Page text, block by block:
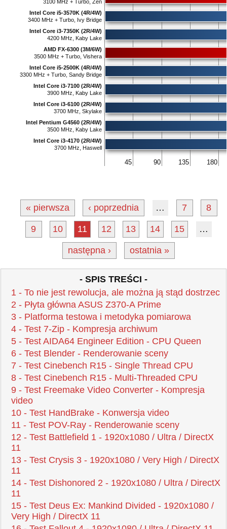
45 90 135 180
3100 MHz + Turbo, Zen
Intel Core i5-3570K (4R/4W)
3400 MHz + Turbo, Ivy Bridge
Intel Core i3-7350K (2R/4W)
4200 MHz, Kaby Lake
AMD FX-6300 (3M/6W)
3500 MHz + Turbo, Vishera
Intel Core i5-2500K (4R/4W)
3300 MHz + Turbo, Sandy Bridge
Intel Core i3-7100 (2R/4W)
3900 MHz, Kaby Lake
Intel Core i3-6100 (2R/4W)
3700 MHz, Skylake
Intel Pentium G4560 (2R/4W)
3500 MHz, Kaby Lake
Intel Core i3-4170 (2R/4W)
3700 MHz, Haswell
« pierwsza ‹ poprzednia … 7 8
9 10 11 12 13 14 15 …
następna › ostatnia »
- SPIS TREŚCI -
1 - To nie jest rewolucja, ale można ją stąd dostrzec
2 - Płyta główna ASUS Z370-A Prime
3 - Platforma testowa i metodyka pomiarowa
4 - Test 7-Zip - Kompresja archiwum
5 - Test AIDA64 Engineer Edition - CPU Queen
6 - Test Blender - Renderowanie sceny
7 - Test Cinebench R15 - Single Thread CPU
8 - Test Cinebench R15 - Multi-Threaded CPU
9 - Test Freemake Video Converter - Kompresja
video
10 - Test HandBrake - Konwersja video
11 - Test POV-Ray - Renderowanie sceny
12 - Test Battlefield 1 - 1920x1080 / Ultra / DirectX
11
13 - Test Crysis 3 - 1920x1080 / Very High / DirectX
11
14 - Test Dishonored 2 - 1920x1080 / Ultra / DirectX
11
15 - Test Deus Ex: Mankind Divided - 1920x1080 /
Very High / DirectX 11